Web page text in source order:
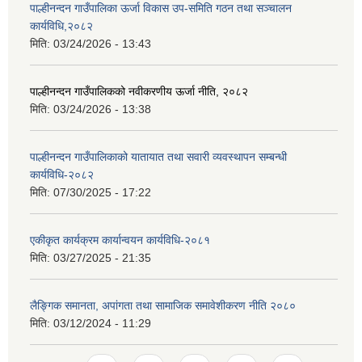
पाल्हीनन्दन गाउँपालिका ऊर्जा विकास उप-समिति गठन तथा सञ्चालन
कार्यविधि,२०८२
मिति: 03/24/2026 - 13:43
पाल्हीनन्दन गाउँपालिकको नवीकरणीय ऊर्जा नीति, २०८२
मिति: 03/24/2026 - 13:38
पाल्हीनन्दन गाउँपालिकाको यातायात तथा सवारी व्यवस्थापन सम्बन्धी
कार्यविधि-२०८२
मिति: 07/30/2025 - 17:22
एकीकृत कार्यक्रम कार्यान्वयन कार्यविधि-२०८१
मिति: 03/27/2025 - 21:35
लैङ्गिक समानता, अपांगता तथा सामाजिक समावेशीकरण नीति २०८०
मिति: 03/12/2024 - 11:29